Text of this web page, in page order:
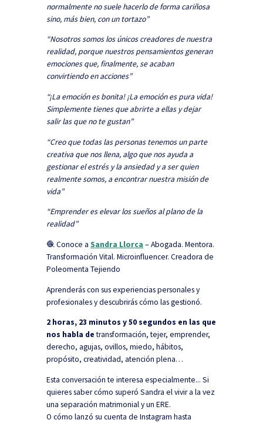
normalmente no suele hacerlo de forma cariñosa
sino, más bien, con un tortazo”
“Nosotros somos los únicos creadores de nuestra
realidad, porque nuestros pensamientos generan
emociones que, finalmente, se acaban
convirtiendo en acciones”
“¡La emoción es bonita! ¡La emoción es pura vida!
Simplemente tienes que abrirte a ellas y dejar
salir las que no te gustan”
“Creo que todas las personas tenemos un parte
creativa que nos llena, algo que nos ayuda a
gestionar el estrés y la ansiedad y a ser quien
realmente somos, a encontrar nuestra misión de
vida”
“Emprender es elevar los sueños al plano de la
realidad”
🧶 Conoce aSandra Llorca – Abogada. Mentora.
Transformación Vital. Microinfluencer. Creadora de
Poleomenta Tejiendo
Aprenderás con sus experiencias personales y
profesionales y descubrirás cómo las gestionó.
2 horas, 23 minutos y 50 segundos en las que
nos habla detransformación, tejer, emprender,
derecho, agujas, ovillos, miedo, hábitos,
propósito, creatividad, atención plena…
Esta conversación te interesa especialmente...Si
quieres saber cómo superó Sandra el vivir a la vez
una separación matrimonial y un ERE.
O cómo lanzó su cuenta de Instagram hasta